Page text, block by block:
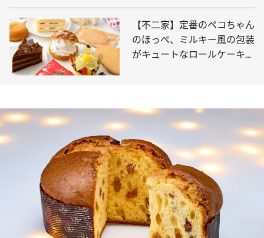
ホテル東京】のクリスマスケ
ーキ！
【不二家】定番のペコちゃん
のほっぺ、ミルキー風の包装
がキュートなロールケーキ、